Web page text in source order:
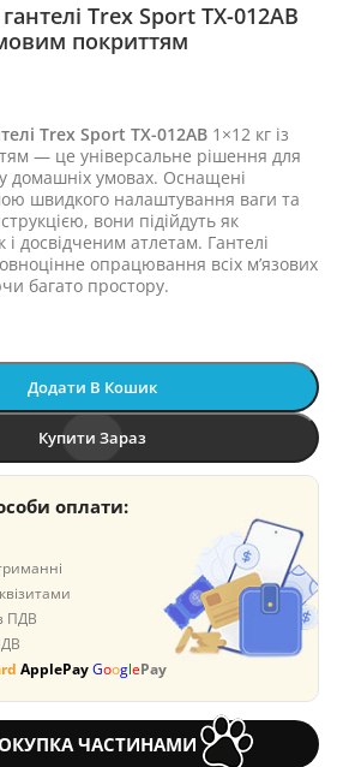
Trex Sport TX-012AB
покриттям
Trex Sport TX-012AB 1×12 кг із
— це універсальне рішення для
домашніх умовах. Оснащені
швидкого налаштування ваги та
вони підійдуть як
і досвідченим атлетам. Гантелі
опрацювання всіх м’язових
багато простору.
Додати В Кошик
Купити Зараз
оплати:
ПДВ
ApplePayGooglePay
ЧАСТИНАМИ